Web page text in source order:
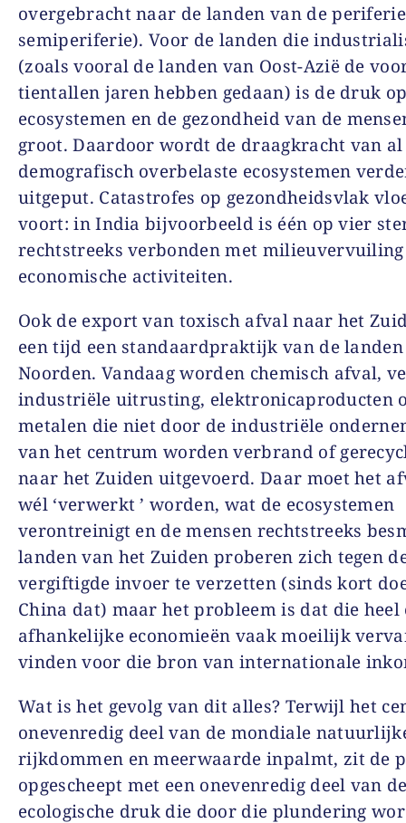
overgebracht naar de landen van de
semiperiferie). Voor de landen die
(zoals vooral de landen van Oost-Azië de
tientallen jaren hebben gedaan) is de druk
ecosystemen en de gezondheid van de
groot. Daardoor wordt de draagkracht van al
demografisch overbelaste ecosystemen
uitgeput. Catastrofes op gezondheidsvlak
voort: in India bijvoorbeeld is één op vier
rechtstreeks verbonden met
economische activiteiten.
Ook de export van toxisch afval naar het
een tijd een standaardpraktijk van de
Noorden. Vandaag worden chemisch afval,
industriële uitrusting, elektronicaproducten
metalen die niet door de industriële
van het centrum worden verbrand of
naar het Zuiden uitgevoerd. Daar moet het
wél ‘verwerkt ’ worden, wat de ecosystemen
verontreinigt en de mensen rechtstreeks
landen van het Zuiden proberen zich tegen
vergiftigde invoer te verzetten (sinds kort
China dat) maar het probleem is dat die heel
afhankelijke economieën vaak moeilijk
vinden voor die bron van internationale
Wat is het gevolg van dit alles? Terwijl het
onevenredig deel van de mondiale
rijkdommen en meerwaarde inpalmt, zit de
opgescheept met een onevenredig deel van
ecologische druk die door die plundering